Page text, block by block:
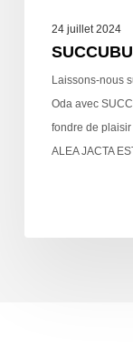
24 juillet 2024
Laissons-nous
Oda avec
fondre de
ALEA JACTA